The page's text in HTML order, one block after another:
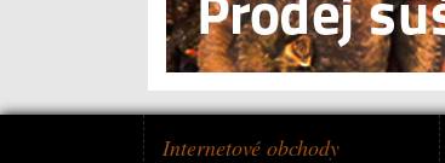
Internetové obchody